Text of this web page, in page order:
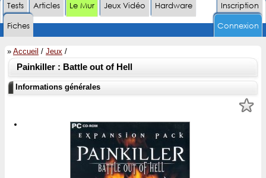
Inscription
Tests Articles Le Mur Jeux Vidéo
Hardware
Fiches
Connexion
» Accueil / Jeux /
Painkiller : Battle out of Hell
Informations générales